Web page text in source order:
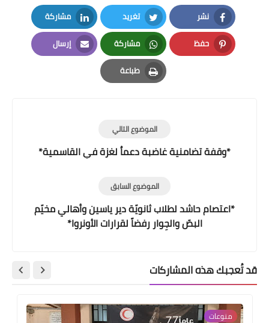
نشر
Facebook
تغريد
Twitter
مشاركة
LinkedIn
حفظ
Pinterest
مشاركة
Whatsapp
إرسال
Email
طباعة
Print
الموضوع التالي
*وقفة تضامنية غاضبة دعماُ لغزة في القاسمية*
الموضوع السابق
*اعتصام حاشد لطلاب ثانويّة دير ياسين وأهالي مخيّم
البصّ والجِوار رفضاً لقرارات الأونروا*
قد تُعجبك هذه المشاركات
منوعات